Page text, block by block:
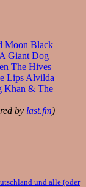
Moon Black
A Giant Dog
The Hives
Lips Alvilda
Khan & The
by last.fm)
und alle (oder